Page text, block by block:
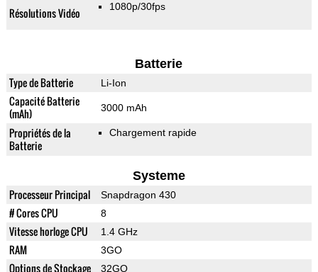
Résolutions Vidéo 1080p/30fps
Batterie
Type de Batterie Li-Ion
Capacité Batterie
(mAh)
3000 mAh
Propriétés de la
Batterie
Chargement rapide
Systeme
Processeur Principal Snapdragon 430
# Cores CPU 8
Vitesse horloge CPU 1.4 GHz
RAM 3GO
Options de Stockage 32GO